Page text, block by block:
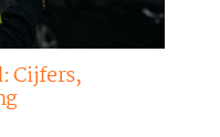
Cijfers,